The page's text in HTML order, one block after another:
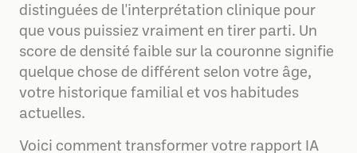
distinguées de l'interprétation clinique pour
que vous puissiez vraiment en tirer parti. Un
score de densité faible sur la couronne signifie
quelque chose de différent selon votre âge,
votre historique familial et vos habitudes
actuelles.
Voici comment transformer votre rapport IA